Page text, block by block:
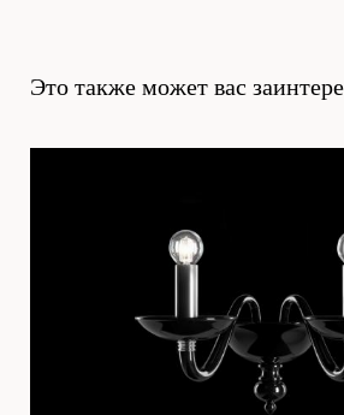
Это также может вас